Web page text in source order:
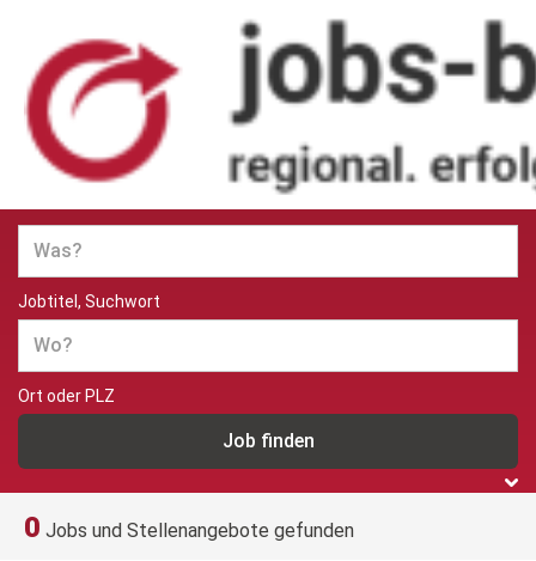
Jobs und Stellenangebote in
Berlin
Jobtitel, Suchwort
Ort oder PLZ
0 Jobs und Stellenangebote gefunden